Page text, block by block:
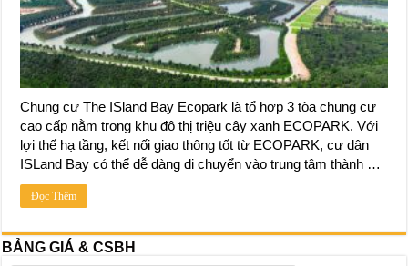
Chung cư The ISland Bay Ecopark là tổ hợp 3 tòa chung cư
cao cấp nằm trong khu đô thị triệu cây xanh ECOPARK. Với
lợi thế hạ tầng, kết nối giao thông tốt từ ECOPARK, cư dân
ISLand Bay có thể dễ dàng di chuyển vào trung tâm thành …
Đọc Thêm
BẢNG GIÁ & CSBH